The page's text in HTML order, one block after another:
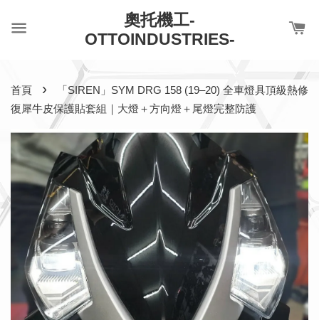
奧托機工-
OTTOINDUSTRIES-
首頁 ›
「SIREN」SYM DRG 158 (19–20) 全車燈具頂級熱修
復犀牛皮保護貼套組｜大燈＋方向燈＋尾燈完整防護